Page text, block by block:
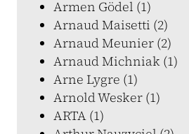
Armen Gödel (1)
Arnaud Maisetti (2)
Arnaud Meunier (2)
Arnaud Michniak (1)
Arne Lygre (1)
Arnold Wesker (1)
ARTA (1)